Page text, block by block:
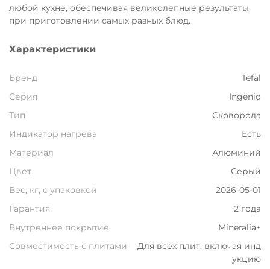
любой кухне, обеспечивая великолепные результаты
при приготовлении самых разных блюд.
Характеристики
Бренд
Tefal
Серия
Ingenio
Тип
Сковорода
Индикатор нагрева
Есть
Материал
Алюминий
Цвет
Серый
Вес, кг, с упаковкой
2026-05-01
Гарантия
2 года
Внутреннее покрытие
Mineralia+
Совместимость с плитами
Для всех плит, включая инд
укцию